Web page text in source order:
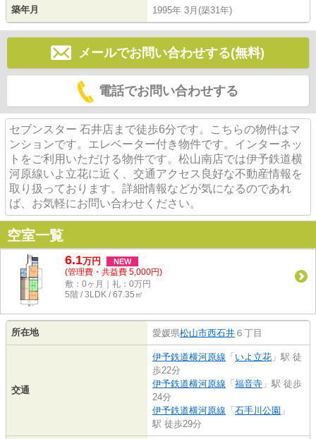
築年月 1995年 3月(築31年)
メールでお問い合わせする(無料)
電話でお問い合わせする
セブンスター 石井店まで徒歩6分です。こちらの物件はマ
ンションです。エレベーター付き物件です。インターネッ
トをご利用いただける物件です。松山南店では伊予鉄道横
河原線いよ立花に近く、交通アクセス良好な不動産情報を
取り扱っております。詳細情報などが気になるのであれ
ば、お気軽にお問い合わせください。
空室一覧
6.1万円 NEW
(管理費・共益費 5,000円)
敷：0ヶ月｜礼：0万円
5階 / 3LDK / 67.35㎡
所在地 愛媛県松山市西石井 ６丁目
交通
伊予鉄道横河原線 「 いよ立花 」駅 徒
歩22分
伊予鉄道横河原線 「 福音寺 」駅 徒歩
24分
伊予鉄道横河原線 「 石手川公園 」
駅 徒歩29分